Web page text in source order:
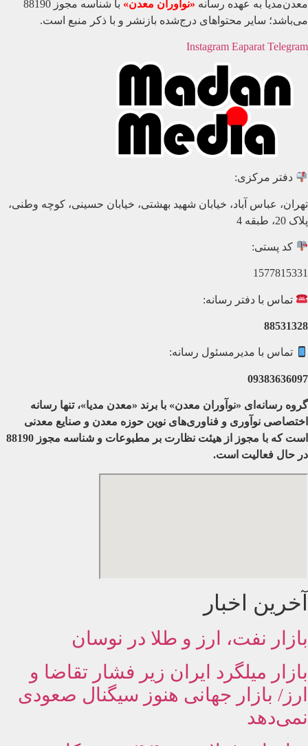
معدن‌مدیا به عهده رسانه «نوآوران معدن»
با شناسه مجوز 88190
می‌باشد؛ سایر محتواهای درج‌شده بازنشر و با ذکر منبع است.
Instagram Eaparat Telegram
دفتر مرکزی:
تهران، عباس آباد، خیابان شهید بهشتی، خیابان حسینی، کوچه وطنی،
پلاک 20، طبقه 4
کد پستی:
1577815331
تماس با دفتر رسانه:
88531328
تماس با مدیرمسئول رسانه:
09383636097
گروه رسانه‌ای «نوآوران معدن» با برند «معدن مدیا»، تنها رسانه
اختصاصی نوآوری و فناوری‌های نوین حوزه معدن و صنایع معدنی‌
است که با مجوز از هیئت نظارت بر مطبوعات
و شناسه مجوز 88190
در حال فعالیت است.
آخرین اخبار
بازار نفت، ارز و طلا در نوسان
بازار میلگرد ایران زیر فشار تقاضا و
ارز/ بازار جهانی هنوز سیگنال صعودی
نمی‌دهد